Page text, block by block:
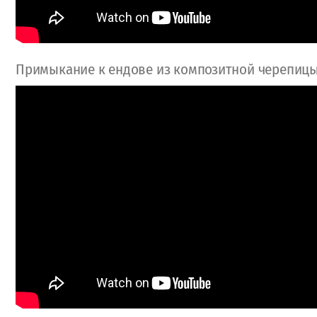
Примыкание к ендове из композитной